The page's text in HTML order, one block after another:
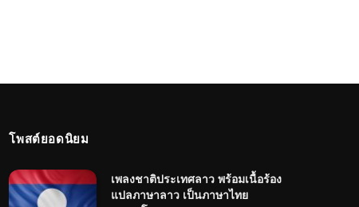
โพสต์ยอดนิยม
เพลงชาติประเทศลาว พร้อมเนื้อร้อง
แปลภาษาลาว เป็นภาษาไทย